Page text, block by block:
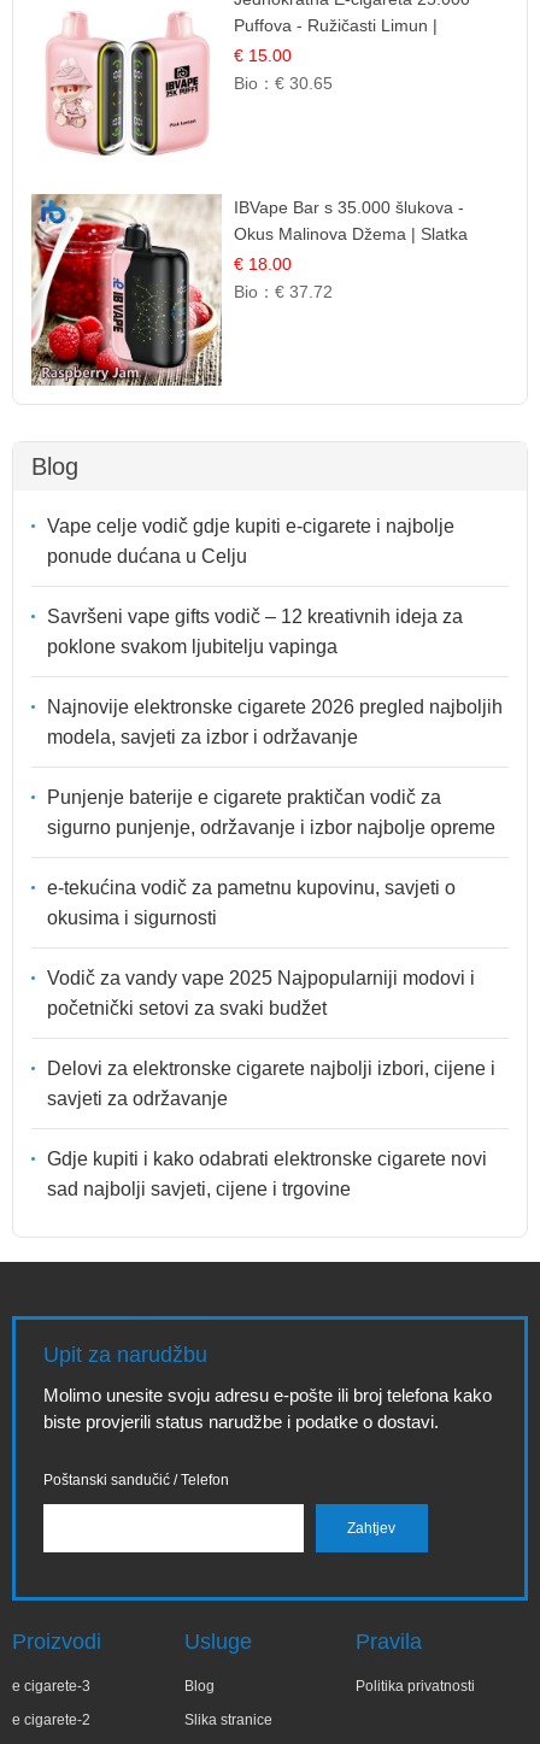
Puffova - Ružičasti Limun |
Osježavajuća Citrusna Aroma
€ 15.00
Bio：€ 30.65
IBVape Bar s 35.000 šlukova -
Okus Malinova Džema | Slatka
Voćna Aroma
€ 18.00
Bio：€ 37.72
Blog
Vape celje vodič gdje kupiti e-cigarete i najbolje
ponude dućana u Celju
Savršeni vape gifts vodič – 12 kreativnih ideja za
poklone svakom ljubitelju vapinga
Najnovije elektronske cigarete 2026 pregled najboljih
modela, savjeti za izbor i održavanje
Punjenje baterije e cigarete praktičan vodič za
sigurno punjenje, održavanje i izbor najbolje opreme
e-tekućina vodič za pametnu kupovinu, savjeti o
okusima i sigurnosti
Vodič za vandy vape 2025 Najpopularniji modovi i
početnički setovi za svaki budžet
Delovi za elektronske cigarete najbolji izbori, cijene i
savjeti za održavanje
Gdje kupiti i kako odabrati elektronske cigarete novi
sad najbolji savjeti, cijene i trgovine
Upit za narudžbu
Molimo unesite svoju adresu e-pošte ili broj telefona kako
biste provjerili status narudžbe i podatke o dostavi.
Poštanski sandučić / Telefon
Proizvodi
e cigarete-3
e cigarete-2
Usluge
Blog
Slika stranice
Pravila
Politika privatnosti